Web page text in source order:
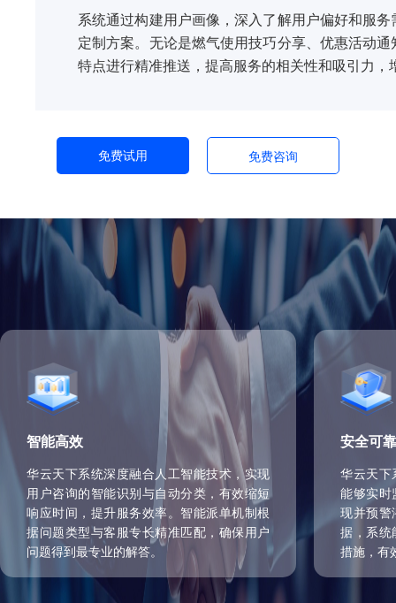
系统通过构建用户画像，深入了解用户偏好和服
定制方案。无论是燃气使用技巧分享、优惠活动
特点进行精准推送，提高服务的相关性和吸引力，
免费试用 免费咨询
智能高效
华云天下系统深度融合人工智能技术，实现
用户咨询的智能识别与自动分类，有效缩短
响应时间，提升服务效率。智能派单机制根
据问题类型与客服专长精准匹配，确保用户
问题得到最专业的解答。
安全可靠
华云天下
能够实时
现并预警
据，系统
措施，有